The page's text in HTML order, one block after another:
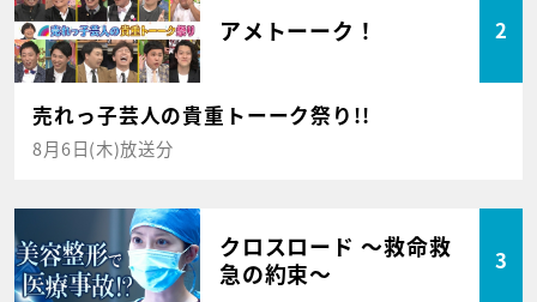
アメトーーク！ 2
売れっ子芸人の貴重トーーク祭り!!
8月6日(木)放送分
クロスロード ～救命救
急の約束～
3